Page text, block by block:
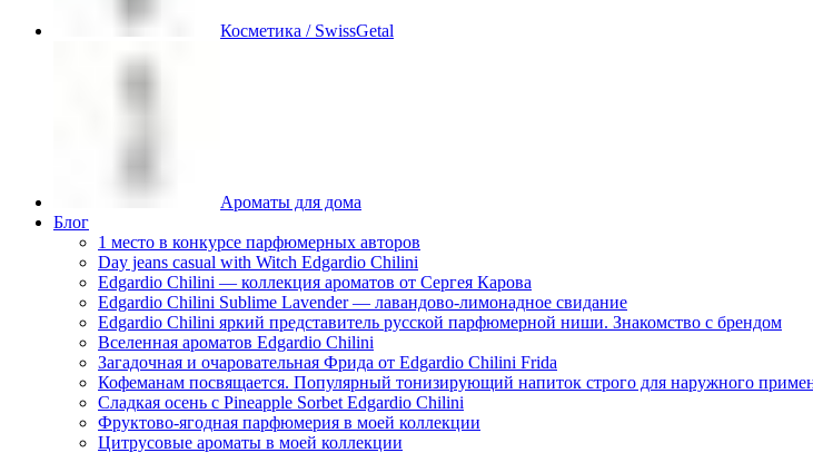
Косметика / SwissGetal
Ароматы для дома
Блог
1 место в конкурсе парфюмерных авторов
Day jeans casual with Witch Edgardio Chilini
Edgardio Chilini — коллекция ароматов от Сергея Карова
Edgardio Chilini Sublime Lavender — лавандово-лимонадное свидание
Edgardio Chilini яркий представитель русской парфюмерной ниши. Знакомство с брендом
Вселенная ароматов Edgardio Chilini
Загадочная и очаровательная Фрида от Edgardio Chilini Frida
Кофеманам посвящается. Популярный тонизирующий напиток строго для наружного
Сладкая осень с Pineapple Sorbet Edgardio Chilini
Фруктово-ягодная парфюмерия в моей коллекции
​Цитрусовые ароматы в моей коллекции